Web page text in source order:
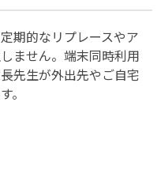
期的なリプレースやア
ません。端末同時利用
先生が外出先やご自宅
。